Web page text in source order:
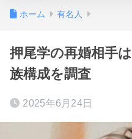
ホーム 有名人
押尾学の再婚相手
族構成を調査
2025年6月24日